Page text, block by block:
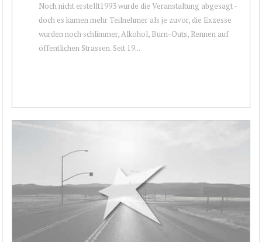
Noch nicht erstellt1993 wurde die Veranstaltung abgesagt -
doch es kamen mehr Teilnehmer als je zuvor, die Exzesse
wurden noch schlimmer, Alkohol, Burn-Outs, Rennen auf
öffentlichen Strassen. Seit 19...